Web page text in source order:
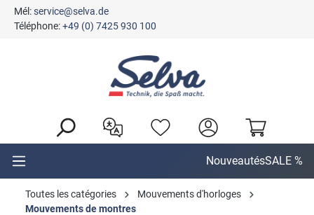
principal
Mél:service@selva.de
Téléphone:+49 (0) 7425 930 100
NouveautésSALE %
Toutes les catégories
Mouvements d'horloges
Mouvements de montres